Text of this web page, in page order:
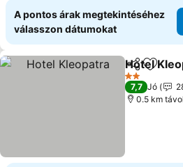
A pontos árak megtekintéséhez
válasszon dátumokat
Megosztás
Hotel
2 Kategória
7,7 Jó
0.5 km